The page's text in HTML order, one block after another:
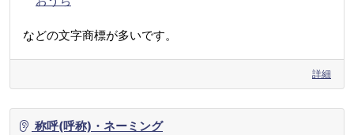
などの文字商標が多いです。
詳細
称呼(呼称)・ネーミング